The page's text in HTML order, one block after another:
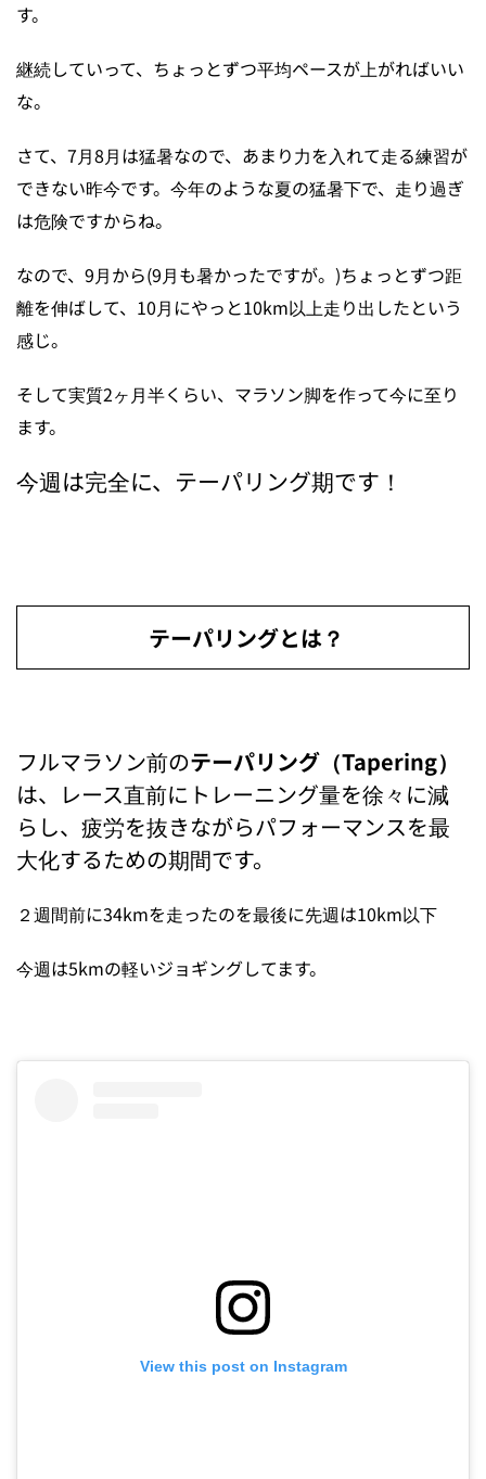
す。
継続していって、ちょっとずつ平均ペースが上がればいい
な。
さて、7月8月は猛暑なので、あまり力を入れて走る練習が
できない昨今です。今年のような夏の猛暑下で、走り過ぎ
は危険ですからね。
なので、9月から(9月も暑かったですが。)ちょっとずつ距
離を伸ばして、10月にやっと10km以上走り出したという
感じ。
そして実質2ヶ月半くらい、マラソン脚を作って今に至り
ます。
今週は完全に、テーパリング期です！
テーパリングとは？
フルマラソン前のテーパリング（Tapering）
は、レース直前にトレーニング量を徐々に減
らし、疲労を抜きながらパフォーマンスを最
大化するための期間です。
２週間前に34kmを走ったのを最後に先週は10km以下
今週は5kmの軽いジョギングしてます。
View this post on Instagram